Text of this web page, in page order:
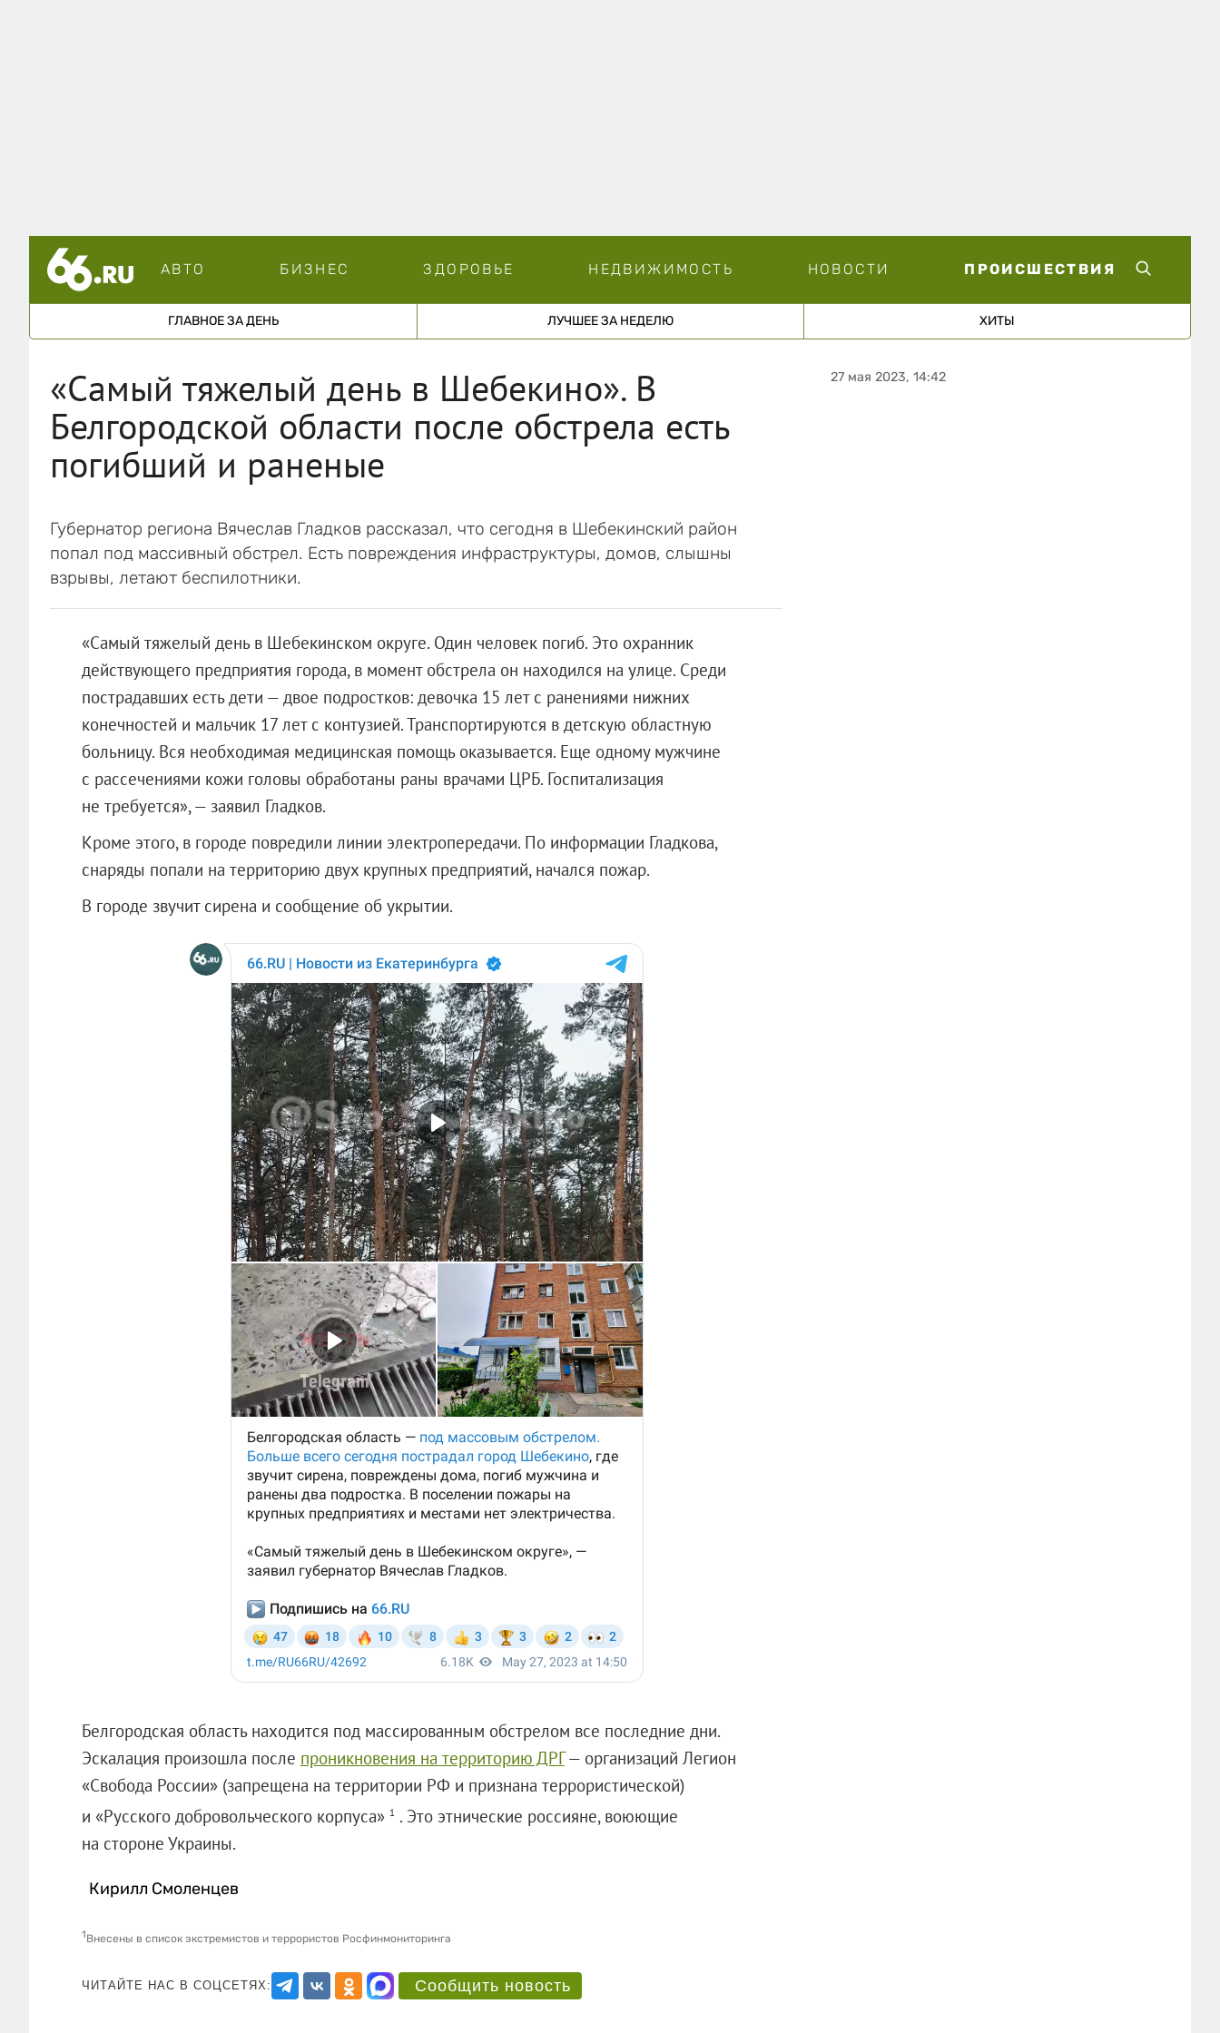
АВТО БИЗНЕС ЗДОРОВЬЕ НЕДВИЖИМОСТЬ НОВОСТИ ПРОИСШЕСТВИЯ
ГЛАВНОЕ ЗА ДЕНЬ ЛУЧШЕЕ ЗА НЕДЕЛЮ ХИТЫ
«Самый тяжелый день в Шебекино». В
Белгородской области после обстрела есть
погибший и раненые
Губернатор региона Вячеслав Гладков рассказал, что сегодня в Шебекинский район
попал под массивный обстрел. Есть повреждения инфраструктуры, домов, слышны
взрывы, летают беспилотники.
«Самый тяжелый день в Шебекинском округе. Один человек погиб. Это охранник
действующего предприятия города, в момент обстрела он находился на улице. Среди
пострадавших есть дети — двое подростков: девочка 15 лет с ранениями нижних
конечностей и мальчик 17 лет с контузией. Транспортируются в детскую областную
больницу. Вся необходимая медицинская помощь оказывается. Еще одному мужчине
с рассечениями кожи головы обработаны раны врачами ЦРБ. Госпитализация
не требуется», — заявил Гладков.
Кроме этого, в городе повредили линии электропередачи. По информации Гладкова,
снаряды попали на территорию двух крупных предприятий, начался пожар.
В городе звучит сирена и сообщение об укрытии.
Белгородская область находится под массированным обстрелом все последние дни.
Эскалация произошла после проникновения на территорию ДРГ— организаций Легион
«Свобода России» (запрещена на территории РФ и признана террористической)
и «Русского добровольческого корпуса» 1 . Это этнические россияне, воюющие
на стороне Украины.
Кирилл Смоленцев
1Внесены в список экстремистов и террористов Росфинмониторинга
ЧИТАЙТЕ НАС В СОЦСЕТЯХ: Сообщить новость
27 мая 2023, 14:42